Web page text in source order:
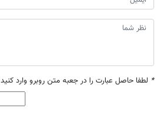
* لطفا حاصل عبارت را در جعبه متن روبرو وارد کنید